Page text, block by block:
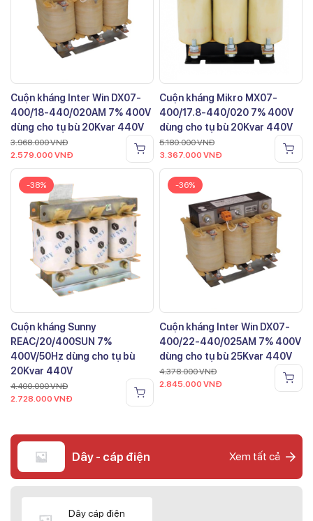
Cuộn kháng Inter Win DX07-
400/18-440/020AM 7% 400V
dùng cho tụ bù 20Kvar 440V
3.968.000VNĐ
2.579.000 VNĐ
Cuộn kháng Mikro MX07-
400/17.8-440/020 7% 400V
dùng cho tụ bù 20Kvar 440V
5.180.000VNĐ
3.367.000 VNĐ
-38%
Cuộn kháng Sunny
REAC/20/400SUN 7%
400V/50Hz dùng cho tụ bù
20Kvar 440V
4.400.000VNĐ
2.728.000 VNĐ
-36%
Cuộn kháng Inter Win DX07-
400/22-440/025AM 7% 400V
dùng cho tụ bù 25Kvar 440V
4.378.000VNĐ
2.845.000 VNĐ
Dây - cáp điện Xem tất cả
Dây cáp điện